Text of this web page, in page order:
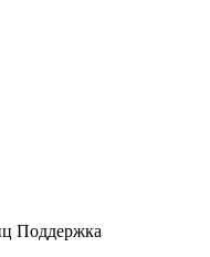
Поддержка